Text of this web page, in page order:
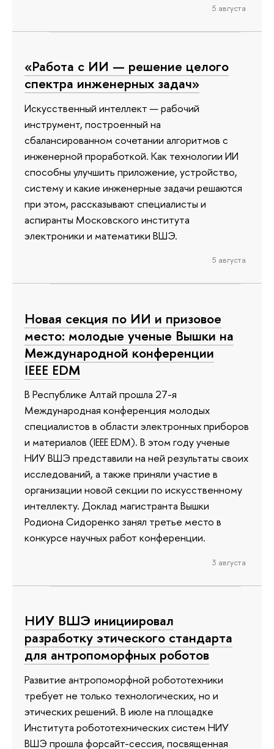
5 августа
«Работа с ИИ — решение целого
спектра инженерных задач»
Искусственный интеллект — рабочий
инструмент, построенный на
сбалансированном сочетании алгоритмов с
инженерной проработкой. Как технологии ИИ
способны улучшить приложение, устройство,
систему и какие инженерные задачи решаются
при этом, рассказывают специалисты и
аспиранты Московского института
электроники и математики ВШЭ.
5 августа
Новая секция по ИИ и призовое
место: молодые ученые Вышки на
Международной конференции
IEEE EDM
В Республике Алтай прошла 27-я
Международная конференция молодых
специалистов в области электронных приборов
и материалов (IEEE EDM). В этом году ученые
НИУ ВШЭ представили на ней результаты своих
исследований, а также приняли участие в
организации новой секции по искусственному
интеллекту. Доклад магистранта Вышки
Родиона Сидоренко занял третье место в
конкурсе научных работ конференции.
3 августа
НИУ ВШЭ инициировал
разработку этического стандарта
для антропоморфных роботов
Развитие антропоморфной робототехники
требует не только технологических, но и
этических решений. В июле на площадке
Института робототехнических систем НИУ
ВШЭ прошла форсайт-сессия, посвященная